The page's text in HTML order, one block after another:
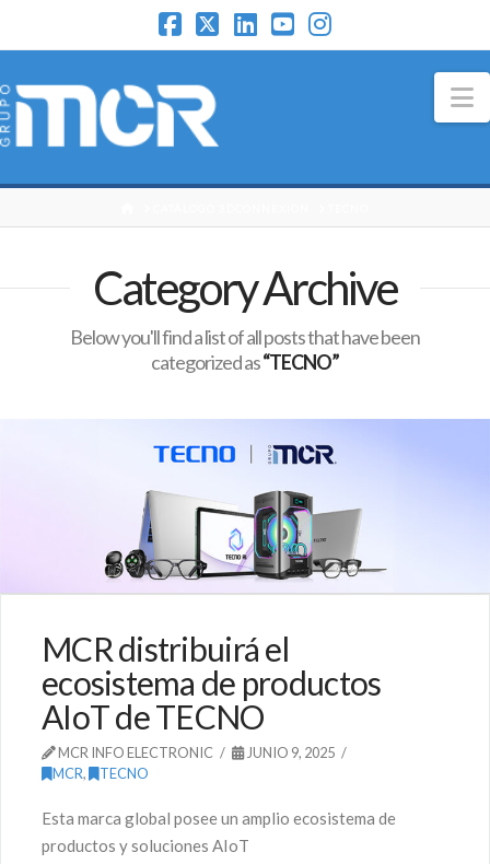
Category Archive
Below you'll find a list of all posts that have been
categorized as“TECNO”
MCR distribuirá el
ecosistema de productos
AIoT de TECNO
MCR INFO ELECTRONIC
JUNIO 9, 2025
MCR, TECNO
Esta marca global posee un amplio ecosistema de
productos y soluciones AIoT